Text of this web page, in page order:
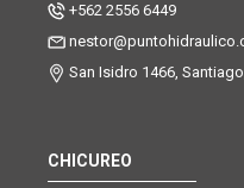
+562 2556 6449
San Isidro 1466,
CHICUREO